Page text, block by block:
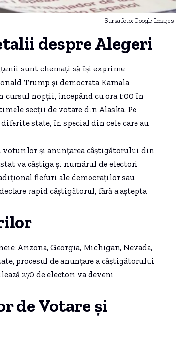
Sursa foto: Google Images
despre Alegeri
sunt chemați să își exprime
Trump și democrata Kamala
cursul nopții, începând cu ora 1:00 în
secții de votare din Alaska. Pe
state, în special din cele care au
voturilor și anunțarea câștigătorului din
va câștiga și numărul de electori
fiefuri ale democraților sau
rapid câștigătorul, fără a aștepta
Arizona, Georgia, Michigan, Nevada,
procesul de anunțare a câștigătorului
270 de electori va deveni
de Votare și